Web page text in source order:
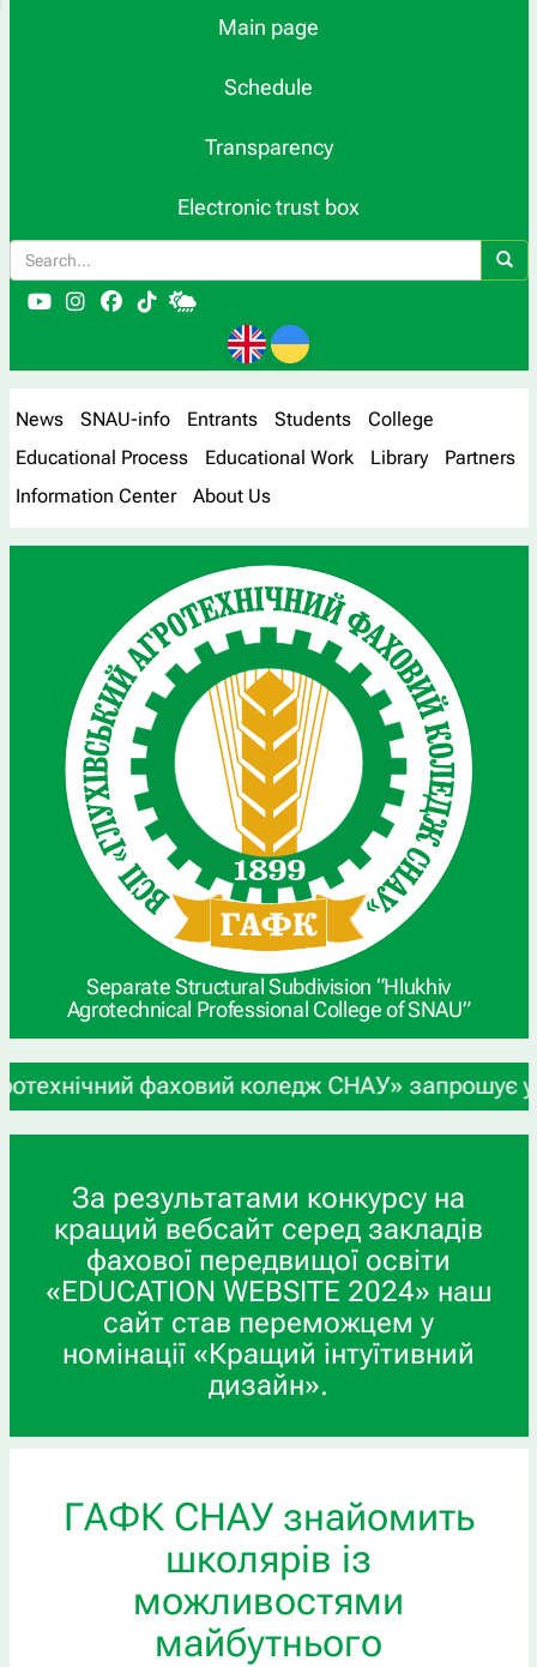
Main page
Schedule
Transparency
Electronic trust box
News SNAU-info Entrants Students
College
Educational Process
Educational Work Library
Partners
Information Center
About Us
Separate Structural Subdivision “Hlukhiv
Agrotechnical Professional College of SNAU”
фаховий коледж СНАУ» запрошує учнів
За результатами конкурсу на
кращий вебсайт серед закладів
фахової передвищої освіти
«EDUCATION WEBSITE 2024» наш
сайт став переможцем у
номінації «Кращий інтуїтивний
дизайн».
ГАФК СНАУ знайомить
школярів із
можливостями
майбутнього